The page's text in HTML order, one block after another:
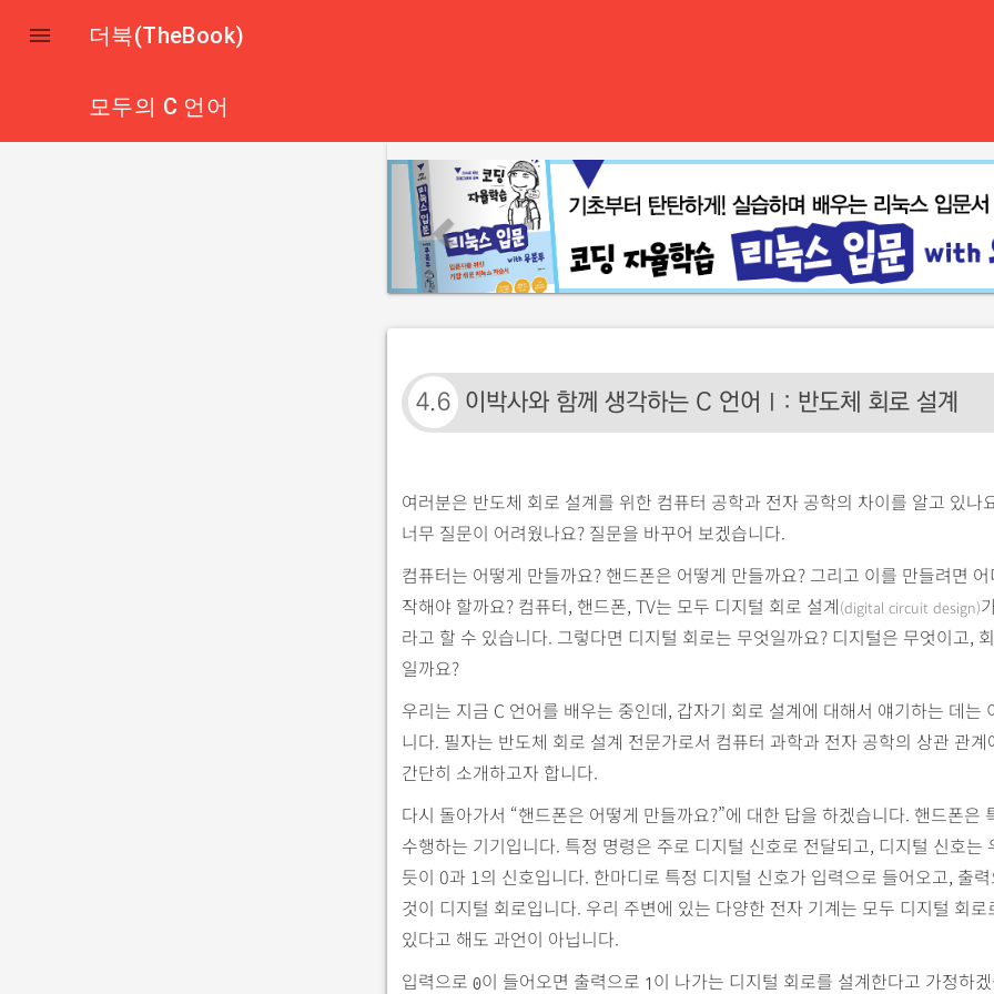
 더북(TheBook)
모두의 C 언어
e
v
i
o
s
4.6 이박사와 함께 생각하는 C 언어Ⅰ: 반도체 회로 설계
여러분은 반도체 회로 설계를 위한 컴퓨터 공학과 전자 공학의 차이를 알고 있나
너무 질문이 어려웠나요? 질문을 바꾸어 보겠습니다.
컴퓨터는 어떻게 만들까요? 핸드폰은 어떻게 만들까요? 그리고 이를 만들려면
작해야 할까요? 컴퓨터, 핸드폰, TV는 모두 디지털 회로 설계(digital circuit design)
라고 할 수 있습니다. 그렇다면 디지털 회로는 무엇일까요? 디지털은 무엇이고,
일까요?
우리는 지금 C 언어를 배우는 중인데, 갑자기 회로 설계에 대해서 얘기하는 데는
니다. 필자는 반도체 회로 설계 전문가로서 컴퓨터 과학과 전자 공학의 상관 관계
간단히 소개하고자 합니다.
다시 돌아가서 “핸드폰은 어떻게 만들까요?”에 대한 답을 하겠습니다. 핸드폰은
수행하는 기기입니다. 특정 명령은 주로 디지털 신호로 전달되고, 디지털 신호는
듯이 0과 1의 신호입니다. 한마디로 특정 디지털 신호가 입력으로 들어오고, 출
것이 디지털 회로입니다. 우리 주변에 있는 다양한 전자 기계는 모두 디지털 회로
있다고 해도 과언이 아닙니다.
입력으로 0이 들어오면 출력으로 1 이 나가는 디지털 회로를 설계한다고 가정하